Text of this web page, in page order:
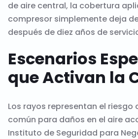
de aire central, la cobertura
compresor simplemente deja
después de diez años de
Escenarios
que Activan la
Los rayos representan el riesgo
común para daños en el aire
Instituto de Seguridad para